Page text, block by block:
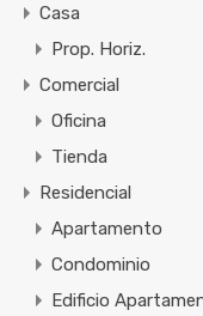
Casa
Prop. Horiz.
Comercial
Oficina
Tienda
Residencial
Apartamento
Condominio
Edificio